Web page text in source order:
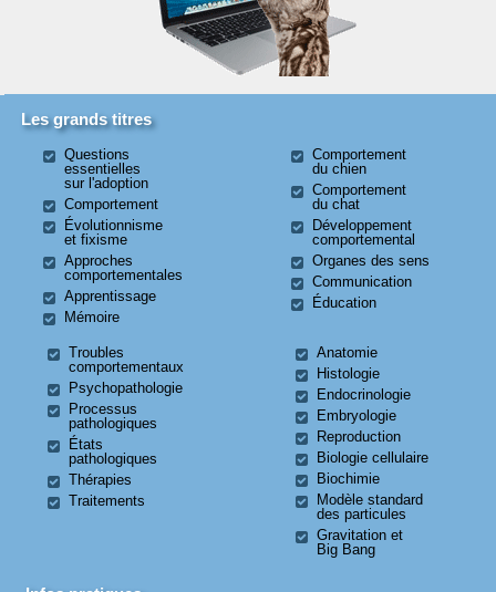
Les grands titres
Questions
essentielles
sur l'adoption
Comportement
Évolutionnisme
et fixisme
Approches
comportementales
Apprentissage
Mémoire
Comportement
du chien
Comportement
du chat
Développement
comportemental
Organes des sens
Communication
Éducation
Troubles
comportementaux
Psychopathologie
Processus
pathologiques
États
pathologiques
Thérapies
Traitements
Anatomie
Histologie
Endocrinologie
Embryologie
Reproduction
Biologie cellulaire
Biochimie
Modèle standard
des particules
Gravitation et
Big Bang